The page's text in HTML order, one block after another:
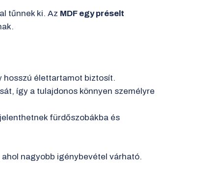
tűnnek ki. Az MDF egy préselt
hosszú élettartamot biztosít.
így a tulajdonos könnyen személyre
fürdőszobákba és
nagyobb igénybevétel várható.